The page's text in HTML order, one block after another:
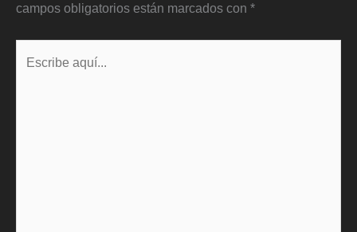
campos obligatorios están marcados con *